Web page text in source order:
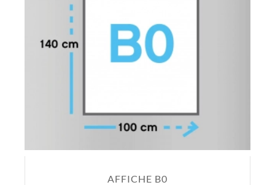
AFFICHE B0